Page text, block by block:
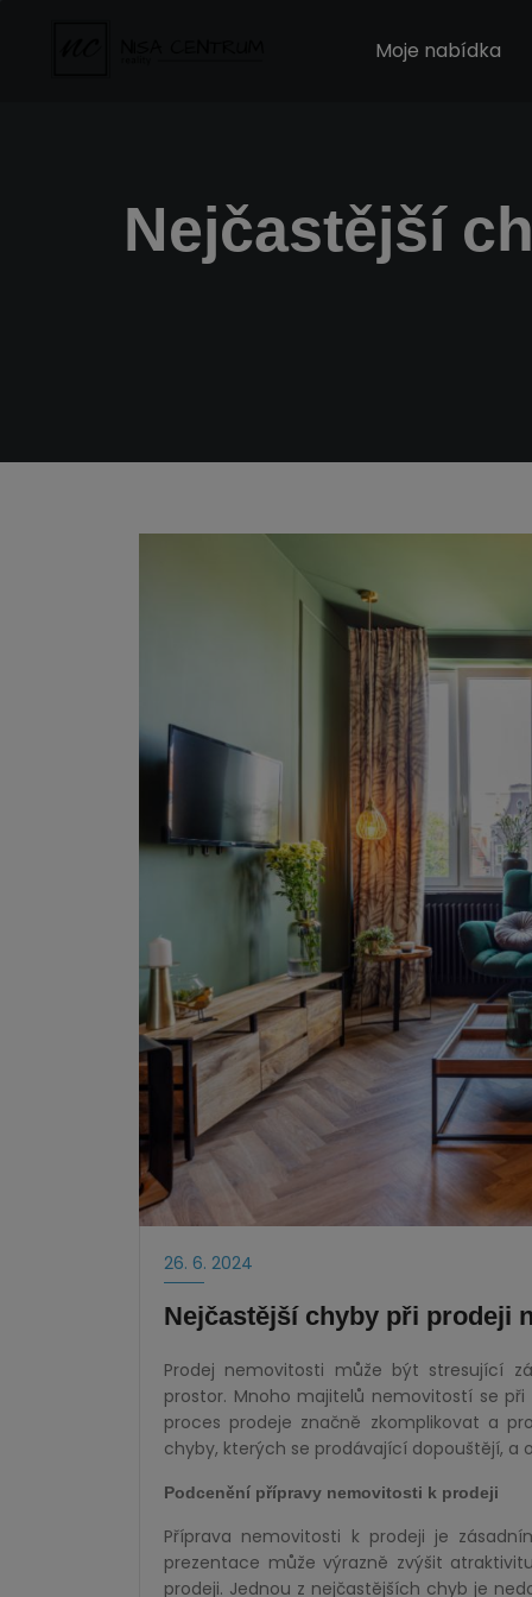
Moje nabídka
Nejčastější
26. 6. 2024
Nejčastější chyby při prodeji
Prodej nemovitosti může být stresující
prostor. Mnoho majitelů nemovitostí se
proces prodeje značně zkomplikovat a
chyby, kterých se prodávající dopouštějí, a
Podcenění přípravy nemovitosti k prodeji
Příprava nemovitosti k prodeji je
prezentace může výrazně zvýšit
prodeji. Jednou z nejčastějších chyb je